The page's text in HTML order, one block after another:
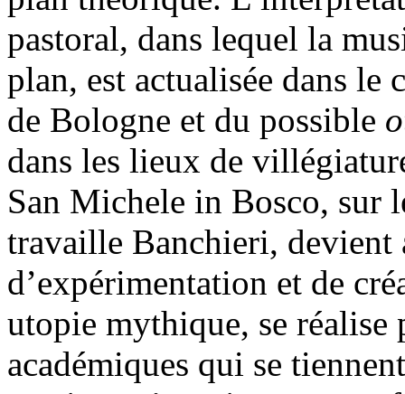
pastoral, dans lequel la
plan, est actualisée dans le
de Bologne et du possible
dans les lieux de
San Michele in Bosco, sur
travaille Banchieri,
d’expérimentation et de
utopie mythique, se réalise
académiques qui se